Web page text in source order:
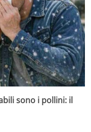
sono i pollini: il